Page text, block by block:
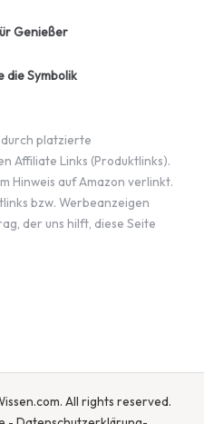
Genießer
die Symbolik
platzierte
Affiliate Links (Produktlinks).
Hinweis auf Amazon verlinkt.
bzw. Werbeanzeigen
der uns hilft, diese Seite
All rights reserved.